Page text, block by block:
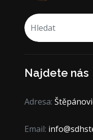
Najdete nás
Adresa:
Email: